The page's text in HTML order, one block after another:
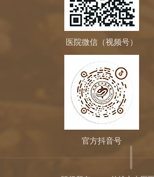
医院微信（视频号）
官方抖音号